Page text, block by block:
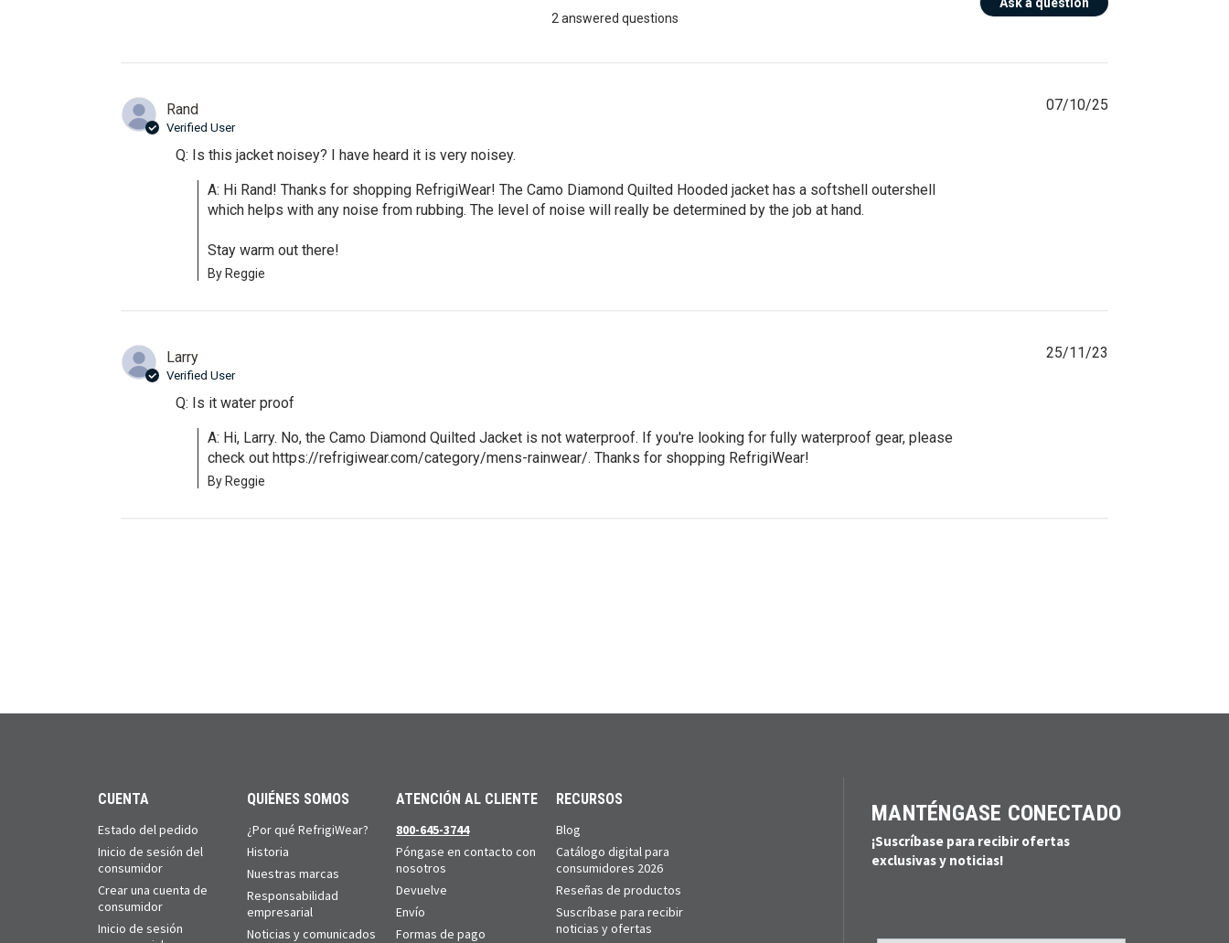
2 answered questions
Rand
Verified User
Q: Is this jacket noisey? I have heard it is very noisey.
A: Hi Rand! Thanks for shopping RefrigiWear! The Camo Diamond Quilted Hooded jacket has a softshell outershell
which helps with any noise from rubbing. The level of noise will really be determined by the job at hand.
Stay warm out there!
By Reggie
07/10/25
Larry
Verified User
Q: Is it water proof
A: Hi, Larry. No, the Camo Diamond Quilted Jacket is not waterproof. If you're looking for fully waterproof gear, please
check out https://refrigiwear.com/category/mens-rainwear/. Thanks for shopping RefrigiWear!
By Reggie
25/11/23
CUENTA
Estado del pedido
Inicio de sesión del
consumidor
Crear una cuenta de
consumidor
Inicio de sesión
QUIÉNES SOMOS
¿Por qué RefrigiWear?
Historia
Nuestras marcas
Responsabilidad
empresarial
Noticias y comunicados
ATENCIÓN AL CLIENTE
800-645-3744
Póngase en contacto con
nosotros
Devuelve
Envío
Formas de pago
RECURSOS
Blog
Catálogo digital para
consumidores 2026
Reseñas de productos
Suscríbase para recibir
noticias y ofertas
MANTÉNGASE CONECTADO
¡Suscríbase para recibir ofertas
exclusivas y noticias!